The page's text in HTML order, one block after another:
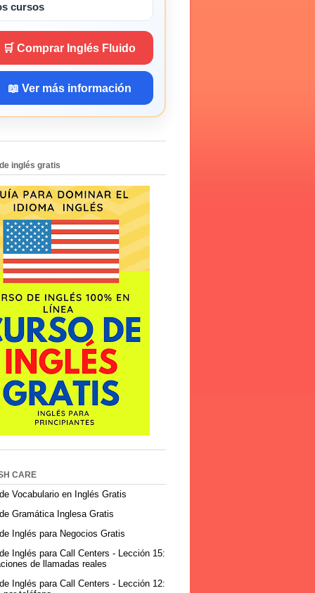
cursos
🛒 Comprar Inglés Fluido
📖 Ver más información
inglés gratis
CARE
Vocabulario en Inglés Gratis
Gramática Inglesa Gratis
Inglés para Negocios Gratis
Inglés para Call Centers - Lección 15:
de llamadas reales
Inglés para Call Centers - Lección 12: